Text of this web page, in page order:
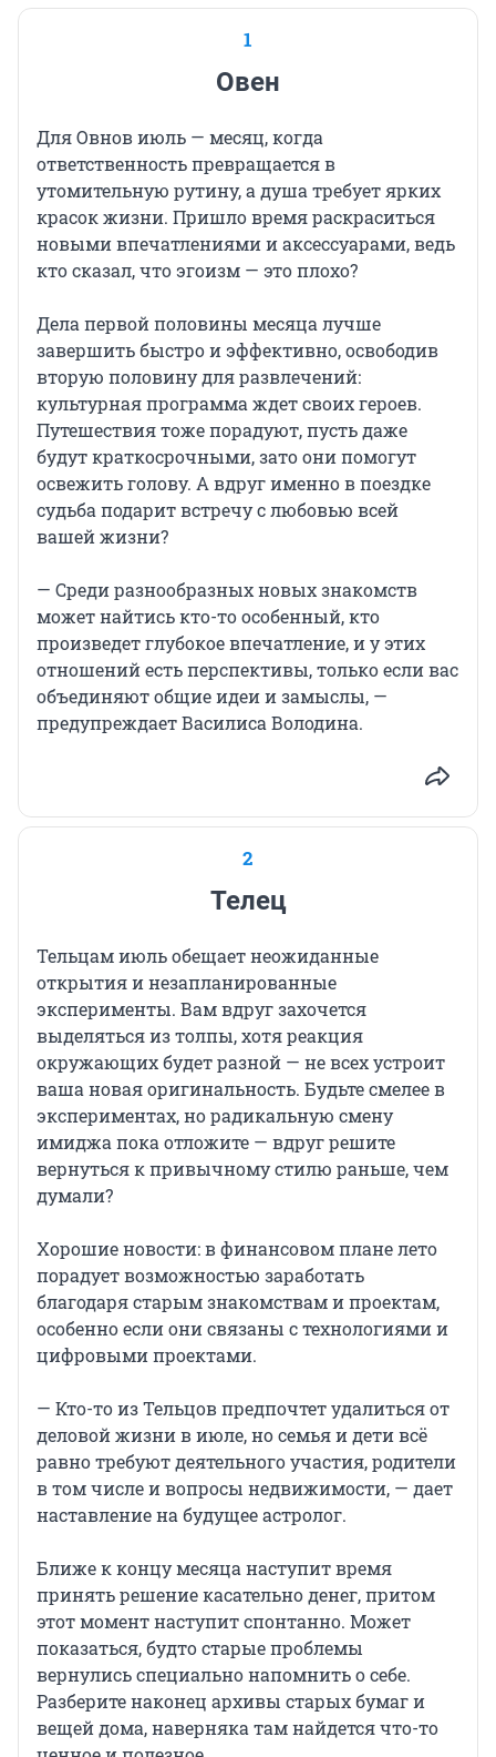
1
Овен
Для Овнов июль — месяц, когда
ответственность превращается в
утомительную рутину, а душа требует ярких
красок жизни. Пришло время раскраситься
новыми впечатлениями и аксессуарами, ведь
кто сказал, что эгоизм — это плохо?
Дела первой половины месяца лучше
завершить быстро и эффективно, освободив
вторую половину для развлечений:
культурная программа ждет своих героев.
Путешествия тоже порадуют, пусть даже
будут краткосрочными, зато они помогут
освежить голову. А вдруг именно в поездке
судьба подарит встречу с любовью всей
вашей жизни?
— Среди разнообразных новых знакомств
может найтись кто-то особенный, кто
произведет глубокое впечатление, и у этих
отношений есть перспективы, только если вас
объединяют общие идеи и замыслы, —
предупреждает Василиса Володина.
2
Телец
Тельцам июль обещает неожиданные
открытия и незапланированные
эксперименты. Вам вдруг захочется
выделяться из толпы, хотя реакция
окружающих будет разной — не всех устроит
ваша новая оригинальность. Будьте смелее в
экспериментах, но радикальную смену
имиджа пока отложите — вдруг решите
вернуться к привычному стилю раньше, чем
думали?
Хорошие новости: в финансовом плане лето
порадует возможностью заработать
благодаря старым знакомствам и проектам,
особенно если они связаны с технологиями и
цифровыми проектами.
— Кто-то из Тельцов предпочтет удалиться от
деловой жизни в июле, но семья и дети всё
равно требуют деятельного участия, родители
в том числе и вопросы недвижимости, — дает
наставление на будущее астролог.
Ближе к концу месяца наступит время
принять решение касательно денег, притом
этот момент наступит спонтанно. Может
показаться, будто старые проблемы
вернулись специально напомнить о себе.
Разберите наконец архивы старых бумаг и
вещей дома, наверняка там найдется что-то